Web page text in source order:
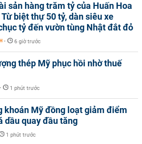
sản hàng trăm tỷ của Huấn Hoa
Từ biệt thự 50 tỷ, dàn siêu xe
tỷ đến vườn tùng Nhật đắt đỏ
- 6 giờ trước
thép Mỹ phục hồi nhờ thuế
- 1 phút trước
khoán Mỹ đồng loạt giảm điểm
dầu quay đầu tăng
1 phút trước